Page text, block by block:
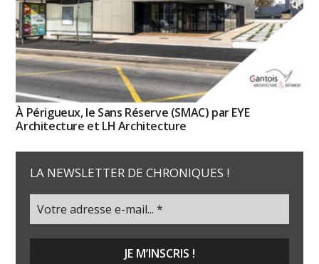
À Périgueux, le Sans Réserve (SMAC) par EYE
Architecture et LH Architecture
LA NEWSLETTER DE CHRONIQUES !